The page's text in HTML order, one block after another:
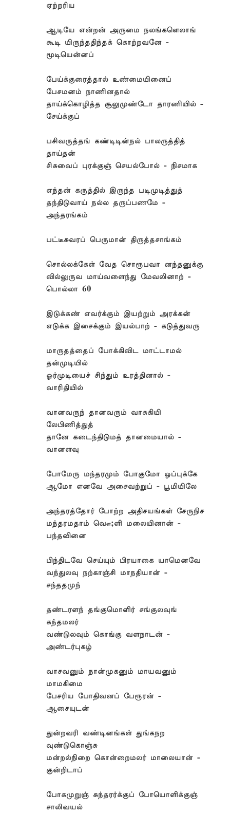
ஏற்றரிய
ஆடியே என்றன் அருமை நலங்களெலாங்
கூடி யிருந்ததிந்தக் கொற்றவனே -
மூடியென்னப்
பேய்க்குரைத்தால் உண்மையினைப்
பேசமனம் நாணினதால்
தாய்க்கொழித்த சூலுமுண்டோ தாரணியில் -
சேய்க்குப்
பசிவருத்தங் கண்டிடின்நல் பாலருத்தித்
தாய்தன்
சிசுவைப் புரக்குஞ் செயல்போல் - நிசமாக
எந்தன் கருத்தில் இருந்த படிமுடித்துத்
தந்திடுவாய் நல்ல தருப்பணமே -
அந்தரங்கம்
பட்டீசுவரப் பெருமான் திருத்தசாங்கம்
சொல்லக்கேள் வேத சொரூபவா னந்தனுக்கு
வில்லுருவ மாய்வளைந்து மேவலினாற் -
பொல்லா 60
இடுக்கண் எவர்க்கும் இயற்றும் அரக்கன்
எடுக்க இசைக்கும் இயல்பாற் - கடுத்துவரு
மாருதத்தைப் போக்கிவிட மாட்டாமல்
தன்முடியில்
ஓர்முடியைச் சிந்தும் உரத்தினால் -
வாரிதியில்
வானவருந் தானவரும் வாசுகியி
லேபிணித்துத்
தானே கடைந்திடுமத் தானமையால் -
வானளவு
போமேரு மந்தரமும் போகுமோ ஒப்புக்கே
ஆமோ எனவே அசைவற்றுப் - பூமியிலே
அந்தரத்தோர் போற்ற அதிசயங்கள் சேருநிச
மந்தரமதாம் வௌ;ளி மலையினான் -
பந்தவினை
பிந்திடவே செய்யும் பிரயாகை யாமெனவே
வந்துலவு நற்காஞ்சி மாநதியான் -
சந்ததமுந்
தண்டரளந் தங்குமொளிர் சங்குலவுங்
கந்தமலர்
வண்டுலவும் கொங்கு வளநாடன் -
அண்டர்புகழ்
வாசவனும் நான்முகனும் மாயவனும்
மாமகிமை
பேசரிய போதிவனப் பேரூரன் -
ஆசையுடன்
துன்றவரி வண்டினங்கள் துங்கநற
வுண்டுகொஞ்சு
மன்றல்நிறை கொன்றைமலர் மாலையான் -
குன்றிடாப்
போகமுறுஞ் சுந்தரர்க்குப் போயொளிக்குஞ்
சாலிவயல்